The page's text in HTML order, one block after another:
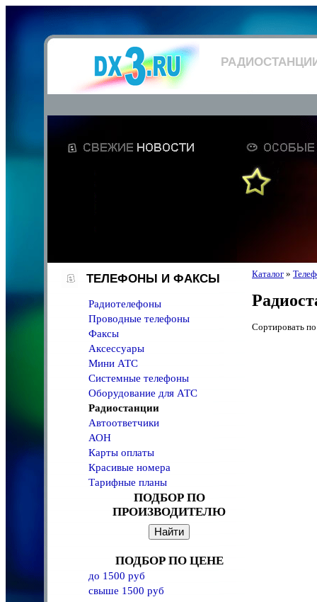
ТЕЛЕФОНЫ И ФАКСЫ
Радиотелефоны
Проводные телефоны
Факсы
Аксессуары
Мини АТС
Системные телефоны
Оборудование для АТС
Радиостанции
Автоответчики
АОН
Карты оплаты
Красивые номера
Тарифные планы
ПОДБОР ПО
ПРОИЗВОДИТЕЛЮ
ПОДБОР ПО ЦЕНЕ
до 1500 руб
свыше 1500 руб
Каталог »
Сортировать